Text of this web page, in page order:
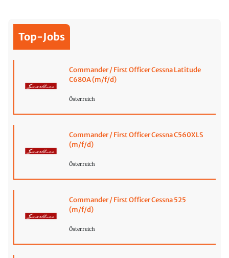
Top-Jobs
Commander / First Officer Cessna Latitude
C680A (m/f/d)
Österreich
Commander / First Officer Cessna C560XLS
(m/f/d)
Österreich
Commander / First Officer Cessna 525
(m/f/d)
Österreich